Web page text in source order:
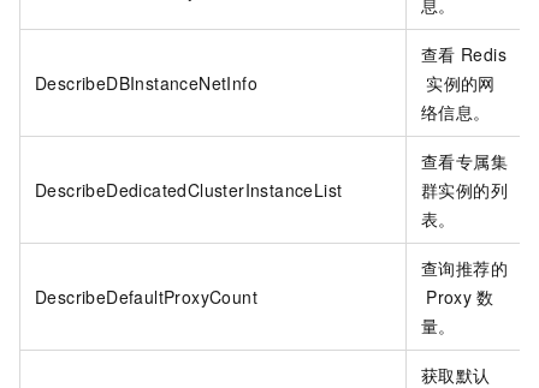
息。
DescribeDBInstanceNetInfo
查看 Redis
实例的网
络信息。
DescribeDedicatedClusterInstanceList
查看专属集
群实例的列
表。
DescribeDefaultProxyCount
查询推荐的
Proxy 数
量。
获取默认